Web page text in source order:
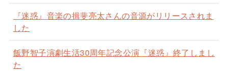
『迷惑』音楽の揖斐亮太さんの音源がリリースされま
した
飯野智子演劇生活30周年記念公演『迷惑』終了しまし
た